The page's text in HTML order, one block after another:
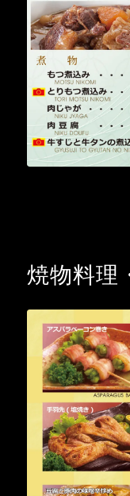
焼物料理